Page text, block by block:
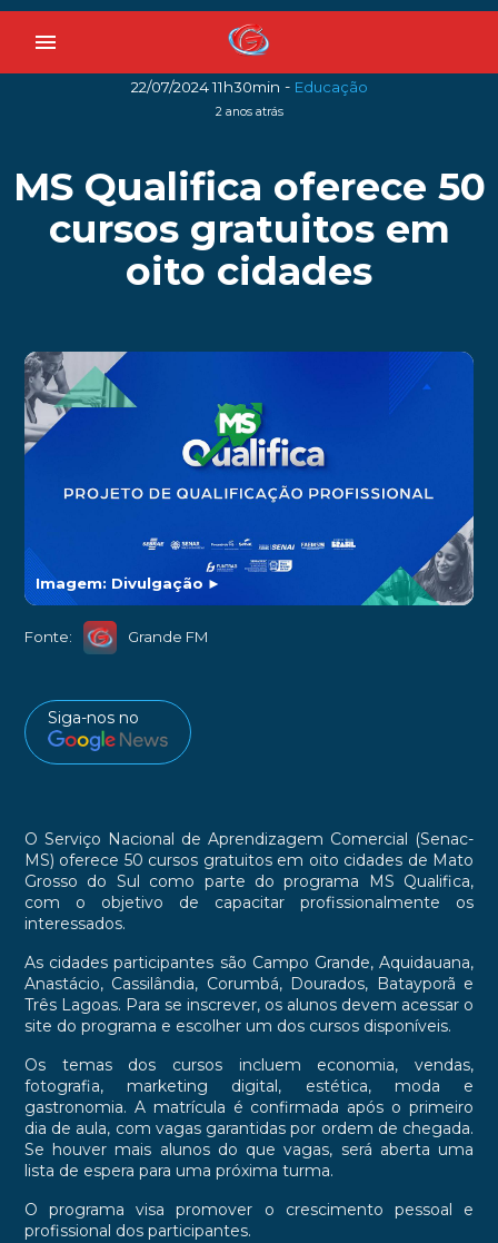
menu
22/07/2024 11h30min - Educação
2 anos atrás
MS Qualifica oferece 50
cursos gratuitos em
oito cidades
Imagem: Divulgação ►
Fonte: Grande FM
Siga-nos no
O Serviço Nacional de Aprendizagem Comercial (Senac-
MS) oferece 50 cursos gratuitos em oito cidades de Mato
Grosso do Sul como parte do programa MS Qualifica,
com o objetivo de capacitar profissionalmente os
interessados.
As cidades participantes são Campo Grande, Aquidauana,
Anastácio, Cassilândia, Corumbá, Dourados, Batayporã e
Três Lagoas. Para se inscrever, os alunos devem acessar o
site do programa e escolher um dos cursos disponíveis.
Os temas dos cursos incluem economia, vendas,
fotografia, marketing digital, estética, moda e
gastronomia. A matrícula é confirmada após o primeiro
dia de aula, com vagas garantidas por ordem de chegada.
Se houver mais alunos do que vagas, será aberta uma
lista de espera para uma próxima turma.
O programa visa promover o crescimento pessoal e
profissional dos participantes.